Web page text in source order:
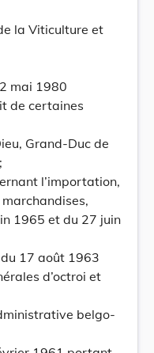
la Viticulture et
mai 1980
de certaines
Grand-Duc de
l’importation,
1965 et du 27 juin
17 août 1963
d’octroi et
belgo-